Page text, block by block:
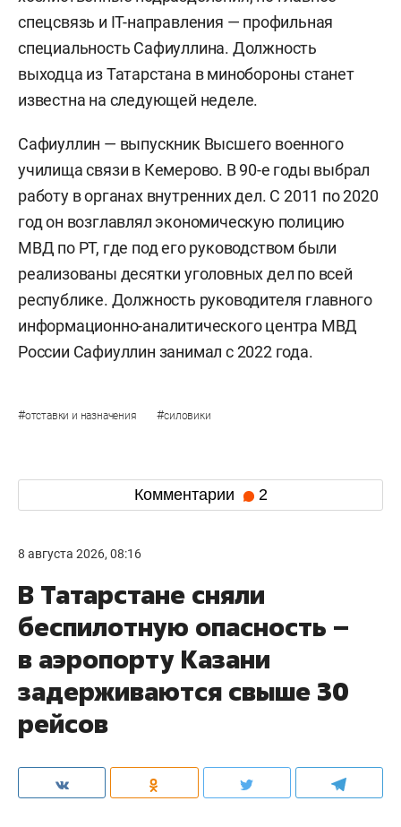
спецсвязь и IT-направления — профильная
специальность Сафиуллина. Должность
выходца из Татарстана в минобороны станет
известна на следующей неделе.
Сафиуллин — выпускник Высшего военного
училища связи в Кемерово. В 90-е годы выбрал
работу в органах внутренних дел. С 2011 по 2020
год он возглавлял экономическую полицию
МВД по РТ, где под его руководством были
реализованы десятки уголовных дел по всей
республике. Должность руководителя главного
информационно-аналитического центра МВД
России Сафиуллин занимал с 2022 года.
#отставки и назначения #силовики
Комментарии 2
8 августа 2026, 08:16
В Татарстане сняли
беспилотную опасность –
в аэропорту Казани
задерживаются свыше 30
рейсов